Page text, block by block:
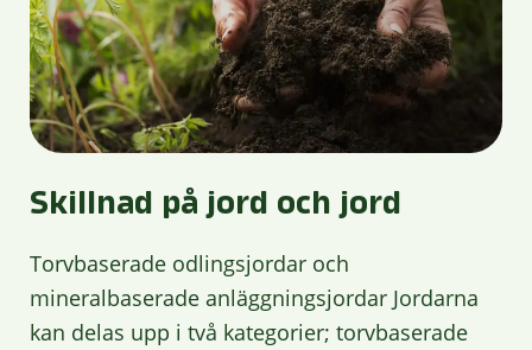
Skillnad på jord och jord
Torvbaserade odlingsjordar och
mineralbaserade anläggningsjordar Jordarna
kan delas upp i två kategorier; torvbaserade